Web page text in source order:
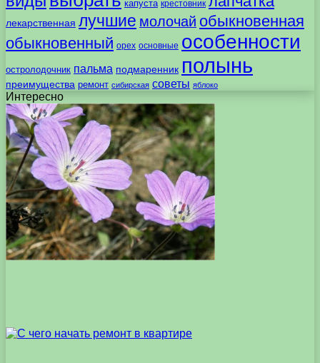
капуста крестовник
лекарственная лучшие молочай обыкновенная
обыкновенный орех основные особенности
остролодочник пальма подмаренник полынь
преимущества ремонт сибирская советы яблоко
Интересно